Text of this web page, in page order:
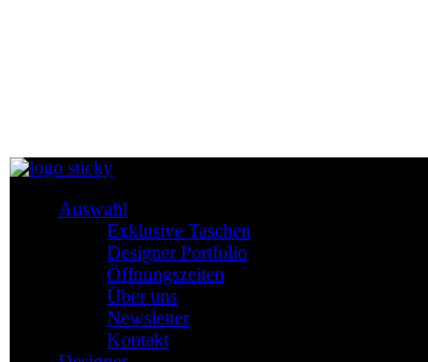
Auswahl
Exklusive Taschen
Designer Portfolio
Öffnungszeiten
Über uns
Newsletter
Kontakt